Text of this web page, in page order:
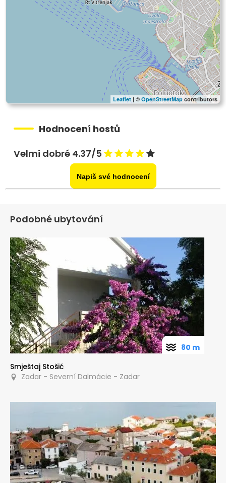
Leaflet | ©OpenStreetMap contributors
Hodnocení hostů
Velmi dobré 4.37/5
Napiš své hodnocení
Podobné ubytování
Smještaj Stošić
Zadar - Severní Dalmácie - Zadar
80 m